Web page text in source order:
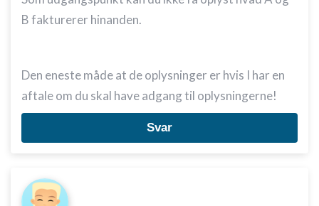
B fakturerer hinanden.
Den eneste måde at de oplysninger er hvis I har en
aftale om du skal have adgang til oplysningerne!
Svar